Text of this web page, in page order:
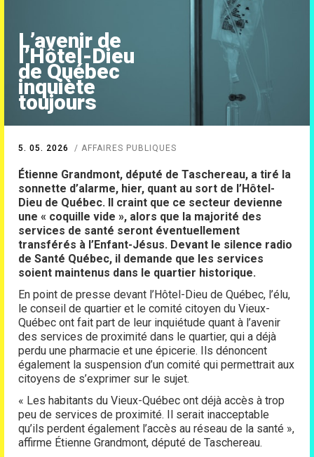
L’avenir de
l’Hôtel-Dieu
de Québec
inquiète
toujours
5. 05. 2026 AFFAIRES PUBLIQUES
Étienne Grandmont, député de Taschereau, a tiré la
sonnette d’alarme, hier, quant au sort de l’Hôtel-
Dieu de Québec. Il craint que ce secteur devienne
une « coquille vide », alors que la majorité des
services de santé seront éventuellement
transférés à l’Enfant-Jésus. Devant le silence radio
de Santé Québec, il demande que les services
soient maintenus dans le quartier historique.
En point de presse devant l’Hôtel-Dieu de Québec, l’élu,
le conseil de quartier et le comité citoyen du Vieux-
Québec ont fait part de leur inquiétude quant à l’avenir
des services de proximité dans le quartier, qui a déjà
perdu une pharmacie et une épicerie. Ils dénoncent
également la suspension d’un comité qui permettrait aux
citoyens de s’exprimer sur le sujet.
« Les habitants du Vieux-Québec ont déjà accès à trop
peu de services de proximité. Il serait inacceptable
qu’ils perdent également l’accès au réseau de la santé »,
affirme Étienne Grandmont, député de Taschereau.